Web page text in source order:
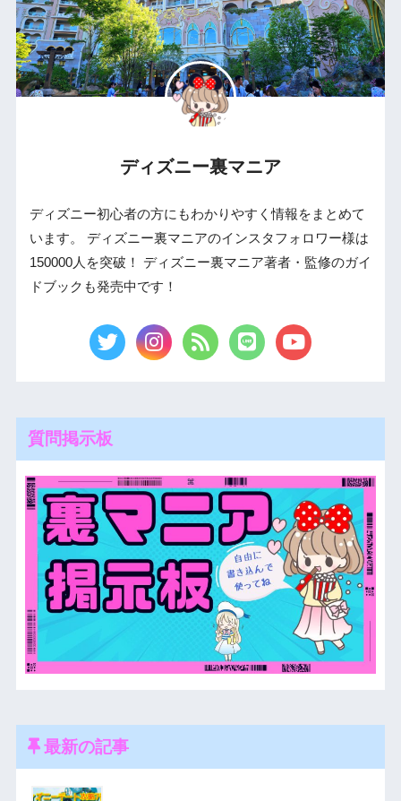
ディズニー裏マニア
ディズニー初心者の方にもわかりやすく情報をまとめて
います。 ディズニー裏マニアのインスタフォロワー様は
150000人を突破！ ディズニー裏マニア著者・監修のガイ
ドブックも発売中です！
質問掲示板
最新の記事